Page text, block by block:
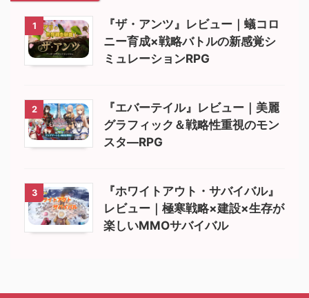
1
『ザ・アンツ』レビュー｜蟻コロ
ニー育成×戦略バトルの新感覚シ
ミュレーションRPG
2
『エバーテイル』レビュー｜美麗
グラフィック＆戦略性重視のモン
スタ―RPG
3
『ホワイトアウト・サバイバル』
レビュー｜極寒戦略×建設×生存が
楽しいMMOサバイバル